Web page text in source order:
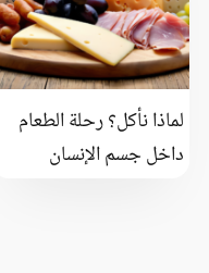
لماذا نأكل؟ رحلة الطعام
داخل جسم الإنسان